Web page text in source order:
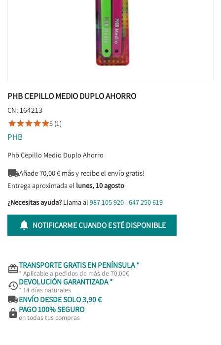
PHB CEPILLO MEDIO DUPLO AHORRO
CN: 164213
5 (1)
PHB
Phb Cepillo Medio Duplo Ahorro
Añade70,00€ más y recibe el envío gratis!
Entrega aproximada el lunes, 10 agosto
¿Necesitas ayuda? Llama al 987 105 920-647 250 619
 NOTIFICARME CUANDO ESTÉ DISPONIBLE
TRANSPORTE GRATIS EN PENÍNSULA *
* Aplicable a pedidos de más de 70,00€
DEVOLUCIÓN GARANTIZADA *
* 14 días naturales
ENVÍO DESDE SOLO 3,90 €
 PAGO 100% SEGURO
en todas tus compras